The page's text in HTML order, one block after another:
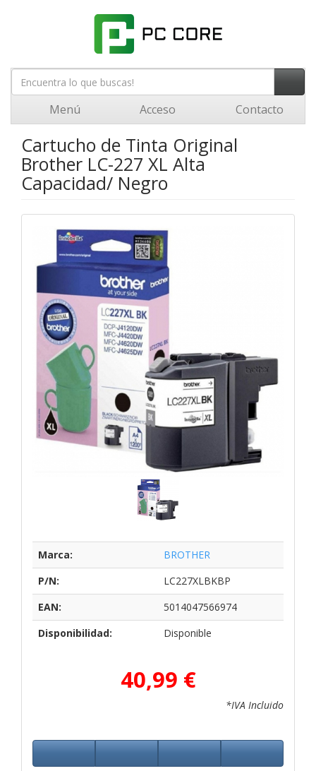
Menú Acceso Contacto
Cartucho de Tinta Original
Brother LC-227 XL Alta
Capacidad/ Negro
Marca:
BROTHER
P/N:
LC227XLBKBP
EAN:
5014047566974
Disponibilidad:
Disponible
40,99 €
*IVA Incluido